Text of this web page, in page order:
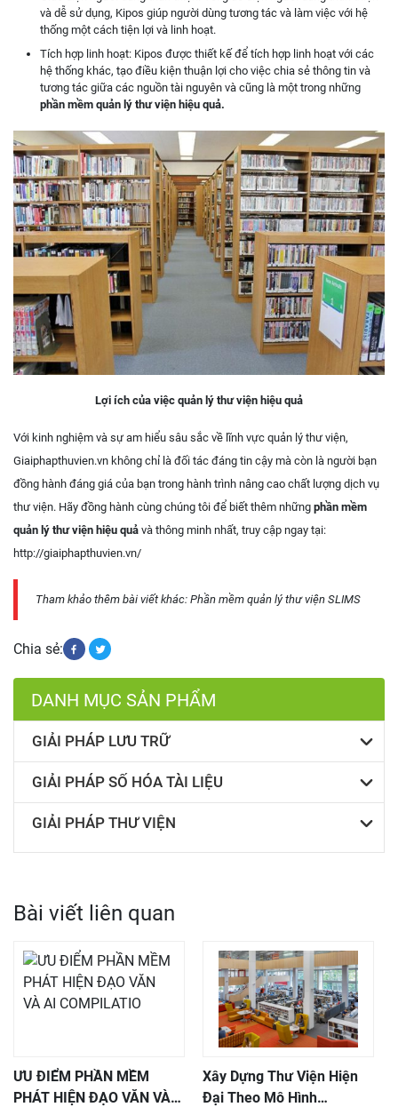
và dễ sử dụng, Kipos giúp người dùng tương tác và làm việc với hệ
thống một cách tiện lợi và linh hoạt.
Tích hợp linh hoạt: Kipos được thiết kế để tích hợp linh hoạt với các
hệ thống khác, tạo điều kiện thuận lợi cho việc chia sẻ thông tin và
tương tác giữa các nguồn tài nguyên và cũng là một trong những
phần mềm quản lý thư viện hiệu quả.
Lợi ích của việc quản lý thư viện hiệu quả
Với kinh nghiệm và sự am hiểu sâu sắc về lĩnh vực quản lý thư viện,
Giaiphapthuvien.vn không chỉ là đối tác đáng tin cậy mà còn là người bạn
đồng hành đáng giá của bạn trong hành trình nâng cao chất lượng dịch vụ
thư viện. Hãy đồng hành cùng chúng tôi để biết thêm những phần mềm
quản lý thư viện hiệu quả và thông minh nhất, truy cập ngay tại:
http://giaiphapthuvien.vn/
Tham khảo thêm bài viết khác: Phần mềm quản lý thư viện SLIMS
Chia sẻ:
DANH MỤC SẢN PHẨM
GIẢI PHÁP LƯU TRỮ
GIẢI PHÁP SỐ HÓA TÀI LIỆU
GIẢI PHÁP THƯ VIỆN
Bài viết liên quan
ƯU ĐIỂM PHẦN MỀM
PHÁT HIỆN ĐẠO VĂN VÀ
Xây Dựng Thư Viện Hiện
Đại Theo Mô Hình